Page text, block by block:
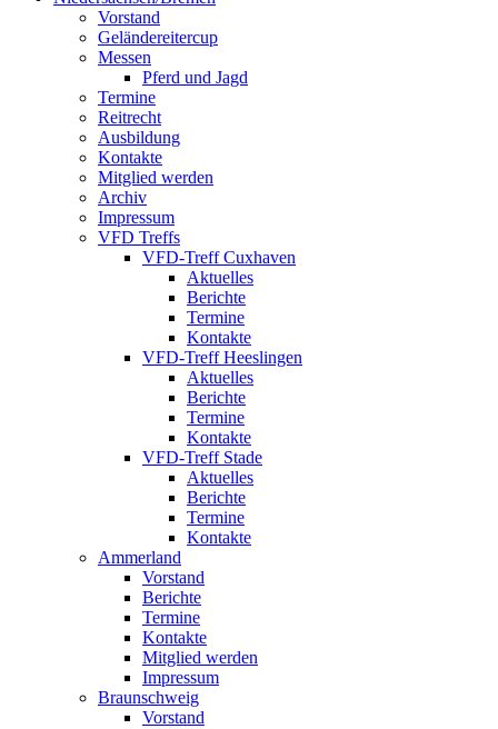
Vorstand
Geländereitercup
Messen
Pferd und Jagd
Termine
Reitrecht
Ausbildung
Kontakte
Mitglied werden
Archiv
Impressum
VFD Treffs
VFD-Treff Cuxhaven
Aktuelles
Berichte
Termine
Kontakte
VFD-Treff Heeslingen
Aktuelles
Berichte
Termine
Kontakte
VFD-Treff Stade
Aktuelles
Berichte
Termine
Kontakte
Ammerland
Vorstand
Berichte
Termine
Kontakte
Mitglied werden
Impressum
Braunschweig
Vorstand